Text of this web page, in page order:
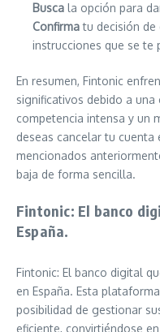
Busca la opción para
Confirmatu decisión de
instrucciones que se te
En resumen, Fintonic
significativos debido a
competencia intensa y un
deseas cancelar tu cuenta
mencionados
baja de forma sencilla.
Fintonic: El banco
España.
Fintonic: El banco digital
en España. Esta
posibilidad de gestionar
eficiente, convirtiéndose